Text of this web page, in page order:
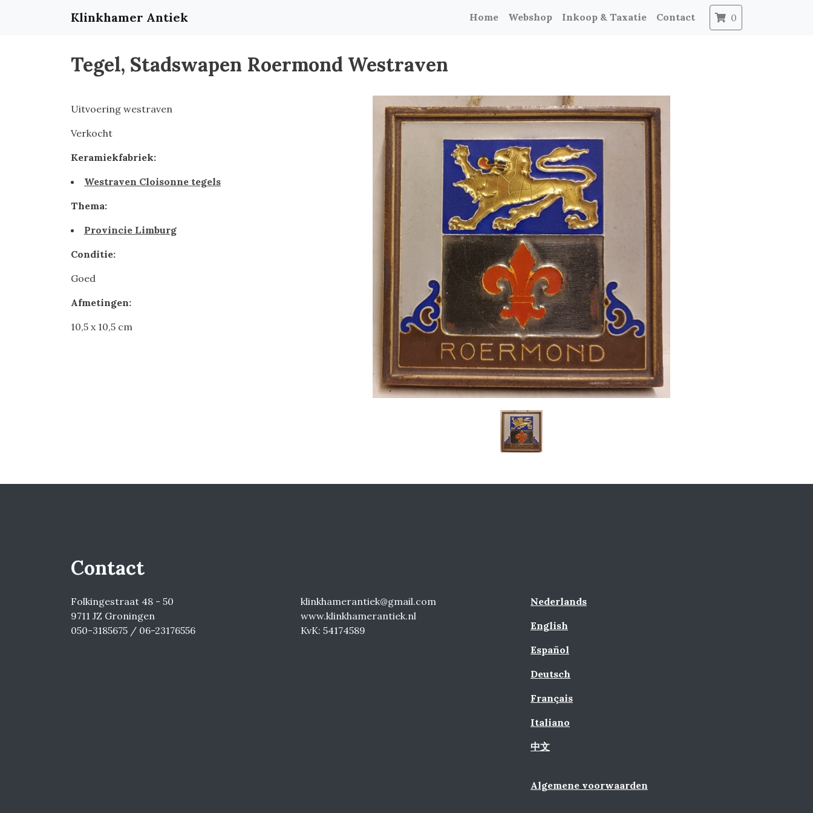
Klinkhamer Antiek Home Webshop Inkoop & Taxatie Contact 0
Tegel, Stadswapen Roermond Westraven
Uitvoering westraven
Verkocht
Keramiekfabriek:
Westraven Cloisonne tegels
Thema:
Provincie Limburg
Conditie:
Goed
Afmetingen:
10,5 x 10,5 cm
Contact
Folkingestraat 48 - 50
9711 JZ Groningen
050-3185675 / 06-23176556
klinkhamerantiek@gmail.com
www.klinkhamerantiek.nl
KvK: 54174589
Nederlands
English
Español
Deutsch
Français
Italiano
中文
Algemene voorwaarden